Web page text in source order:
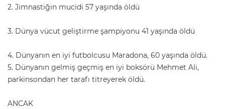
2. Jimnastiğin mucidi 57 yaşında öldü
3. Dünya vücut geliştirme şampiyonu 41 yaşında öldü
4. Dünyanın en iyi futbolcusu Maradona, 60 yaşında öldü.
5. Dünyanın gelmiş geçmiş en iyi boksörü Mehmet Ali,
parkinsondan her tarafı titreyerek öldü.
ANCAK